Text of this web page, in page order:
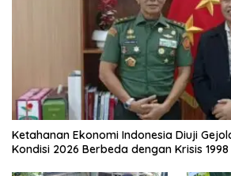
Ketahanan Ekonomi Indonesia Diuji
Kondisi 2026 Berbeda dengan Krisis 1998